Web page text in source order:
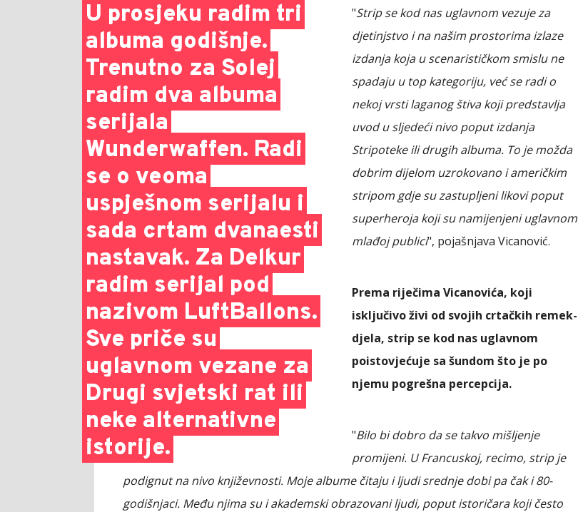
U prosjeku radim tri
albuma godišnje.
Trenutno za Solej
radim dva albuma
serijala
Wunderwaffen. Radi
se o veoma
uspješnom serijalu i
sada crtam dvanaesti
nastavak. Za Delkur
radim serijal pod
nazivom LuftBallons.
Sve priče su
uglavnom vezane za
Drugi svjetski rat ili
neke alternativne
istorije.
"Strip se kod nas uglavnom vezuje za
djetinjstvo i na našim prostorima izlaze
izdanja koja u scenarističkom smislu ne
spadaju u top kategoriju, već se radi o
nekoj vrsti laganog štiva koji predstavlja
uvod u sljedeći nivo poput izdanja
Stripoteke ili drugih albuma. To je možda
dobrim dijelom uzrokovano i američkim
stripom gdje su zastupljeni likovi poput
superheroja koji su namijenjeni uglavnom
mlađoj publici", pojašnjava Vicanović.
Prema riječima Vicanovića, koji
isključivo živi od svojih crtačkih remek-
djela, strip se kod nas uglavnom
poistovjećuje sa šundom što je po
njemu pogrešna percepcija.
"Bilo bi dobro da se takvo mišljenje
promijeni. U Francuskoj, recimo, strip je
podignut na nivo književnosti. Moje albume čitaju i ljudi srednje dobi pa čak i 80-
godišnjaci. Među njima su i akademski obrazovani ljudi, poput istoričara koji često